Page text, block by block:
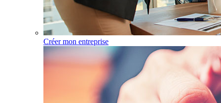
Créer mon entreprise